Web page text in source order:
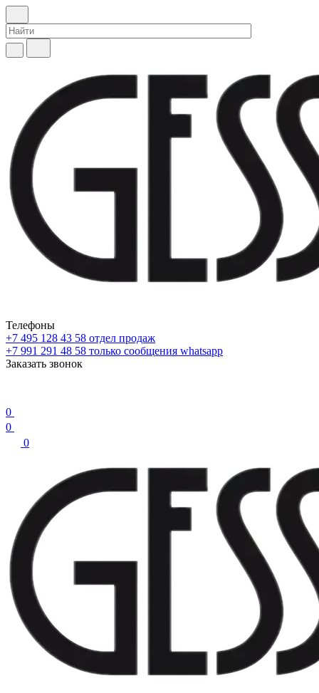
Телефоны
+7 495 128 43 58 отдел продаж
+7 991 291 48 58 только сообщения whatsapp
Заказать звонок
0
0
0